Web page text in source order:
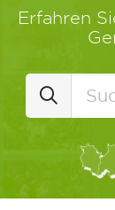
Erfahren